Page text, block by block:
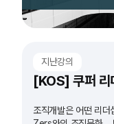
지난강의
[KOS] 쿠퍼 리
조직개발은 어떤 리더십과 결